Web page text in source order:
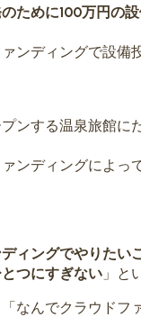
ために100万円の
ンディングで設備
ンする温泉旅館に
ンディングによっ
ィングでやりたい
つにすぎない 」と
なんでクラウドフ